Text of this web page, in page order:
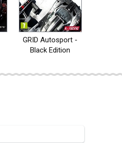
GRID Autosport -
Black Edition